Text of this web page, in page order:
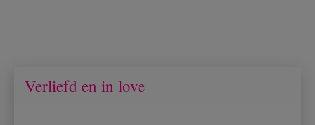
Verliefd en in love